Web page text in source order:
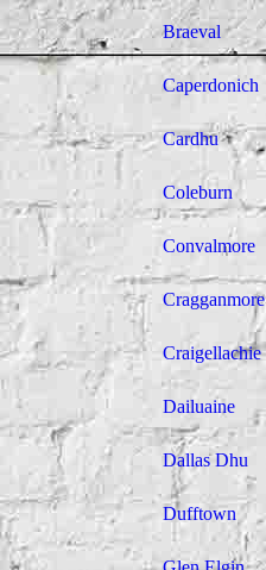
Braeval
Caperdonich
Cardhu
Coleburn
Convalmore
Cragganmore
Craigellachie
Dailuaine
Dallas Dhu
Dufftown